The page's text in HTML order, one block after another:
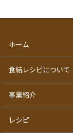
ホーム
食結レシピについて
事業紹介
レシピ